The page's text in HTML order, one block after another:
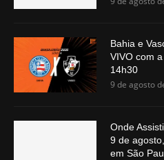
Bahia e
VIVO com
14h30
9 de agosto
Onde
9 de
em São